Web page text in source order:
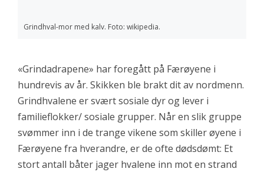
Grindhval-mor med kalv. Foto: wikipedia.
«Grindadrapene» har foregått på Færøyene i
hundrevis av år. Skikken ble brakt dit av nordmenn.
Grindhvalene er svært sosiale dyr og lever i
familieflokker/ sosiale grupper. Når en slik gruppe
svømmer inn i de trange vikene som skiller øyene i
Færøyene fra hverandre, er de ofte dødsdømt: Et
stort antall båter jager hvalene inn mot en strand